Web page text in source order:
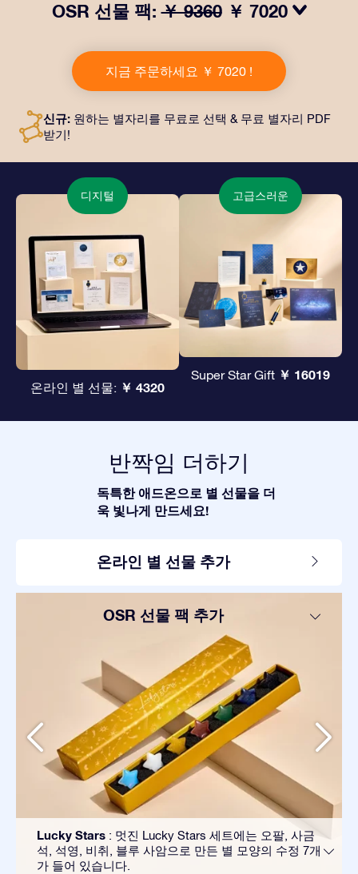
OSR 선물 팩:￥ 9360 ￥ 7020
투와 퍼스널라이즈 문서가 선택한 주소로 발송되고 디지
털 문서가 제공되며 무료로 OSR 앱을 이용할 수 있습니
다. OSR Gift Pack은 친구나 사랑하는 사람에게 영원히
지금 주문하세요 ￥ 7020 !
신규: 원하는 별자리를 무료로 선택 & 무료 별자리 PDF
받기!
디지털
온라인 별 선물: ￥ 4320
고급스러운
Super Star Gift ￥ 16019
반짝임 더하기
독특한 애드온으로 별 선물을 더
욱 빛나게 만드세요!
온라인 별 선물 추가
OSR 선물 팩 추가
Lucky Stars : 멋진 Lucky Stars 세트에는 오팔, 사금
석, 석영, 비취, 블루 사암으로 만든 별 모양의 수정 7개
가 들어 있습니다.